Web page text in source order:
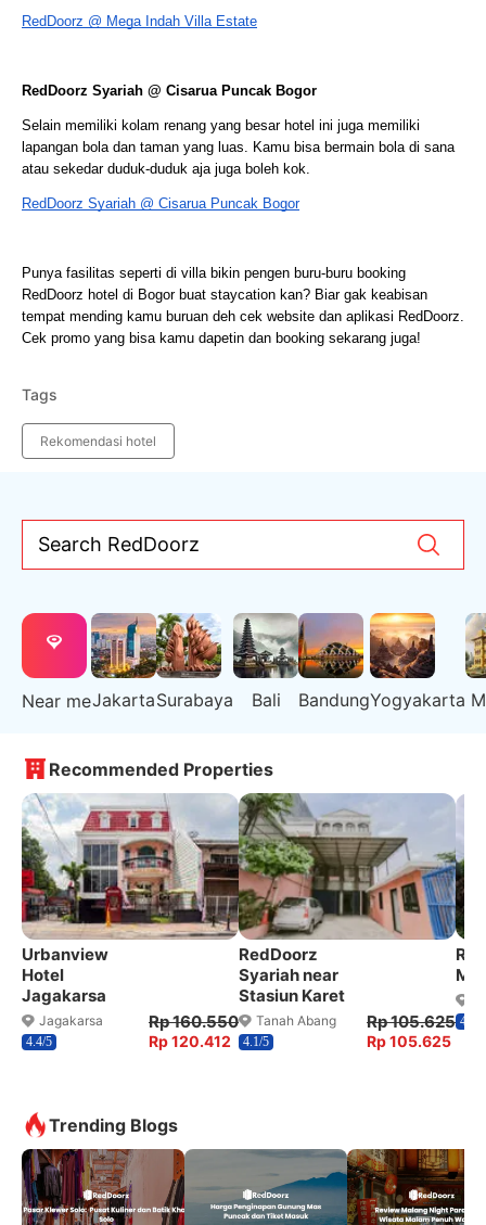
RedDoorz @ Mega Indah Villa Estate
RedDoorz Syariah @ Cisarua Puncak Bogor
Selain memiliki kolam renang yang besar hotel ini juga memiliki
lapangan bola dan taman yang luas. Kamu bisa bermain bola di sana
atau sekedar duduk-duduk aja juga boleh kok.
RedDoorz Syariah @ Cisarua Puncak Bogor
Punya fasilitas seperti di villa bikin pengen buru-buru booking
RedDoorz hotel di Bogor buat staycation kan? Biar gak keabisan
tempat mending kamu buruan deh cek website dan aplikasi RedDoorz.
Cek promo yang bisa kamu dapetin dan booking sekarang juga!
Tags
Rekomendasi hotel
Search RedDoorz
Near meJakartaSurabaya Bali BandungYogyakarta
Recommended Properties
Urbanview
Hotel
Jagakarsa
Jagakarsa
4.4/5
Rp 160.550
Rp 120.412
RedDoorz
Syariah near
Stasiun Karet
Tanah Abang
4.1/5
Rp 105.625
Rp 105.625
4.7/5
Trending Blogs